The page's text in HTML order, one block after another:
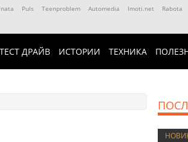
Puls Teenproblem Automedia Imoti.net Rabota
ТЕСТ ДРАЙВ ИСТОРИИ ТЕХНИКА